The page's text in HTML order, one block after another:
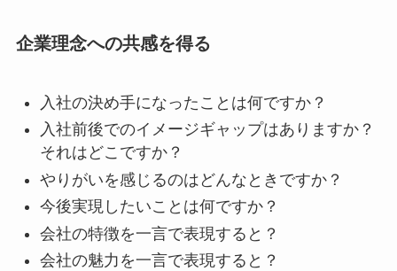
企業理念への共感を得る
入社の決め手になったことは何ですか？
入社前後でのイメージギャップはありますか？
それはどこですか？
やりがいを感じるのはどんなときですか？
今後実現したいことは何ですか？
会社の特徴を一言で表現すると？
会社の魅力を一言で表現すると？